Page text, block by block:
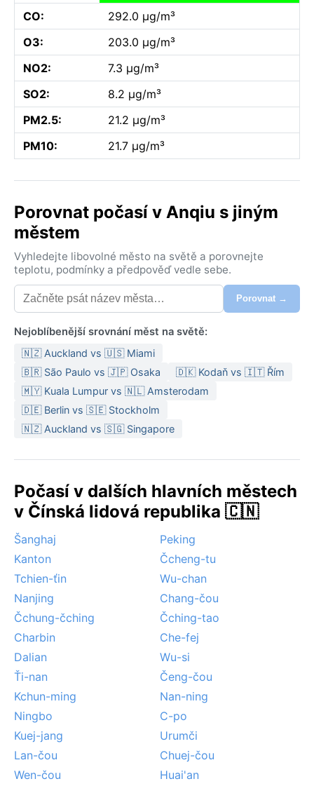
CO:
292.0 µg/m³
O3:
203.0 µg/m³
NO2:
7.3 µg/m³
SO2:
8.2 µg/m³
PM2.5:
21.2 µg/m³
PM10:
21.7 µg/m³
Porovnat počasí v Anqiu s jiným
městem
Vyhledejte libovolné město na světě a porovnejte
teplotu, podmínky a předpověď vedle sebe.
Porovnat →
Nejoblíbenější srovnání měst na světě:
🇳🇿 Auckland vs 🇺🇸 Miami
🇧🇷 São Paulo vs 🇯🇵 Osaka
🇩🇰 Kodaň vs 🇮🇹 Řím
🇲🇾 Kuala Lumpur vs 🇳🇱 Amsterodam
🇩🇪 Berlin vs 🇸🇪 Stockholm
🇳🇿 Auckland vs 🇸🇬 Singapore
Počasí v dalších hlavních městech
v Čínská lidová republika 🇨🇳
Šanghaj
Peking
Kanton
Čcheng-tu
Tchien-ťin
Wu-chan
Nanjing
Chang-čou
Čchung-čching
Čching-tao
Charbin
Che-fej
Dalian
Wu-si
Ťi-nan
Čeng-čou
Kchun-ming
Nan-ning
Ningbo
C-po
Kuej-jang
Urumči
Lan-čou
Chuej-čou
Wen-čou
Huai'an